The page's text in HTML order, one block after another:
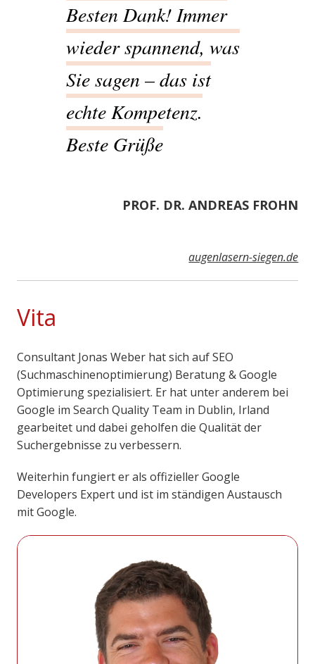
Besten Dank! Immer
wieder spannend, was
Sie sagen – das ist
echte Kompetenz.
Beste Grüße
PROF. DR. ANDREAS FROHN
augenlasern-siegen.de
Vita
Consultant Jonas Weber hat sich auf SEO
(Suchmaschinenoptimierung) Beratung & Google
Optimierung spezialisiert. Er hat unter anderem bei
Google im Search Quality Team in Dublin, Irland
gearbeitet und dabei geholfen die Qualität der
Suchergebnisse zu verbessern.
Weiterhin fungiert er als offizieller Google
Developers Expert und ist im ständigen Austausch
mit Google.